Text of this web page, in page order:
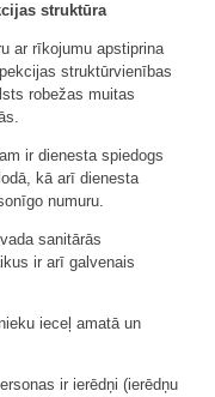
struktūra
ar rīkojumu apstiprina
struktūrvienības
robežas muitas
ir dienesta spiedogs
kā arī dienesta
numuru.
sanitārās
ir arī galvenais
ieceļ amatā un
ir ierēdņi (ierēdņu